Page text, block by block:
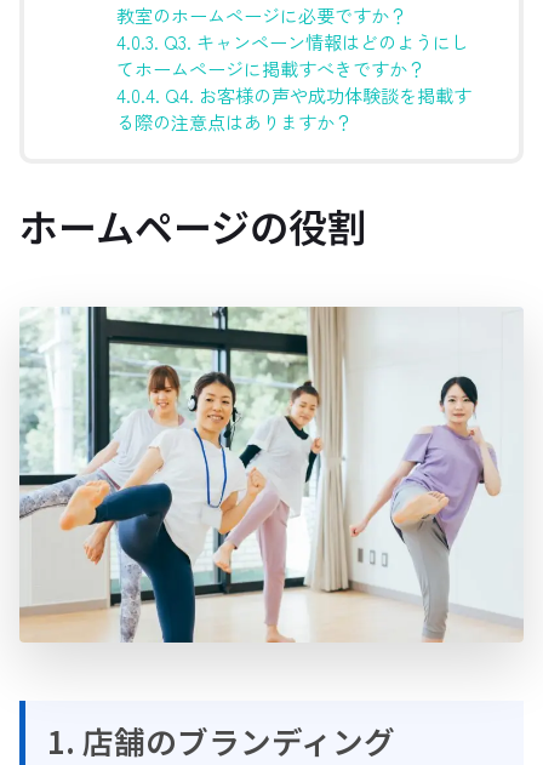
教室のホームページに必要ですか？
4.0.3. Q3. キャンペーン情報はどのようにし
てホームページに掲載すべきですか？
4.0.4. Q4. お客様の声や成功体験談を掲載す
る際の注意点はありますか？
ホームページの役割
1. 店舗のブランディング